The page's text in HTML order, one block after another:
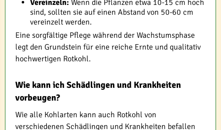
Vereinzeln: Wenn die Pflanzen etwa 10-15 cm hoch
sind, sollten sie auf einen Abstand von 50-60 cm
vereinzelt werden.
Eine sorgfältige Pflege während der Wachstumsphase
legt den Grundstein für eine reiche Ernte und qualitativ
hochwertigen Rotkohl.
Wie kann ich Schädlingen und Krankheiten
vorbeugen?
Wie alle Kohlarten kann auch Rotkohl von
verschiedenen Schädlingen und Krankheiten befallen